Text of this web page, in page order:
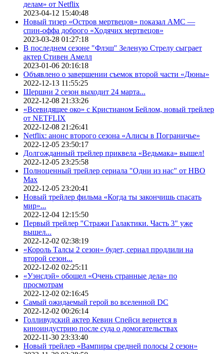
делам» от Netflix
2023-04-12 15:40:48
Новый тизер «Остров мертвецов» показал АМС —
спин-оффа доброго «Ходячих мертвецов»
2023-03-28 01:27:18
В последнем сезоне "Флэш" Зеленую Стрелу сыграет
актер Стивен Амелл
2023-01-06 20:16:18
Объявлено о завершении съемок второй части «Дюны»
2022-12-13 11:55:25
Шершни 2 сезон выходит 24 марта...
2022-12-08 21:33:26
«Всевидящее око» с Кристианом Бейлом, новый трейлер
от NETFLIX
2022-12-08 21:26:41
Netflix: анонс второго сезона «Алисы в Пограничье»
2022-12-05 23:50:17
Долгожданный трейлер приквела «Ведьмака» вышел!
2022-12-05 23:25:58
Полноценный трейлер сериала "Одни из нас" от HBO
Max
2022-12-05 23:20:41
Новый трейлер фильма «Когда ты закончишь спасать
мир»...
2022-12-04 12:15:50
Первый трейлер "Стражи Галактики. Часть 3" уже
вышел...
2022-12-02 02:38:19
«Король Талсы 2 сезон» будет, сериал продлили на
второй сезон...
2022-12-02 02:25:11
«Уэнсдэй» обошел «Очень странные дела» по
просмотрам
2022-12-02 02:16:45
Самый ожидаемый герой во вселенной DC
2022-12-02 00:26:14
Голливудский актер Кевин Спейси вернется в
киноиндустрию после суда о домогательствах
2022-11-30 23:33:40
Новый трейлер «Вампиры средней полосы 2 сезон»